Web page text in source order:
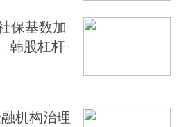
保基数加
韩股杠杆
机构治理